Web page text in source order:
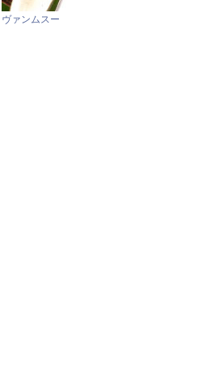
ヴァンムスー